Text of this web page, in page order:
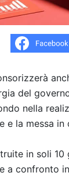
del
nella
e la messa
in soli 10
a confronto